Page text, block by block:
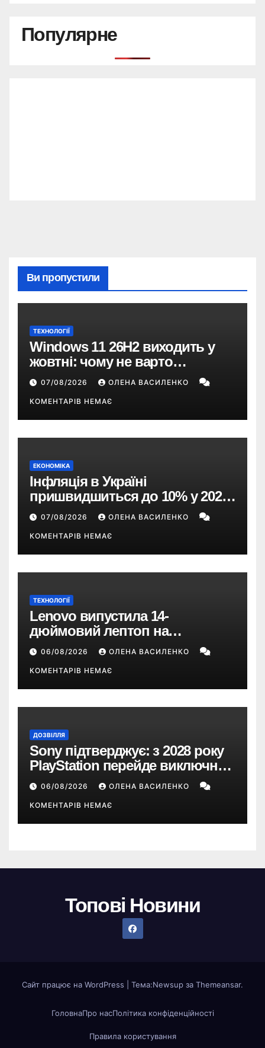
Популярне
Ви пропустили
ТЕХНОЛОГІЇ
Windows 11 26H2 виходить у
жовтні: чому не варто
пропускати це оновлення
07/08/2026 ОЛЕНА ВАСИЛЕНКО
КОМЕНТАРІВ НЕМАЄ
ЕКОНОМІКА
Інфляція в Україні
пришвидшиться до 10% у 2026
році — прогноз НБУ
07/08/2026 ОЛЕНА ВАСИЛЕНКО
КОМЕНТАРІВ НЕМАЄ
ТЕХНОЛОГІЇ
Lenovo випустила 14-
дюймовий лептоп на
Snapdragon X2 з автономністю
понад 33 години
06/08/2026 ОЛЕНА ВАСИЛЕНКО
КОМЕНТАРІВ НЕМАЄ
ДОЗВІЛЛЯ
Sony підтверджує: з 2028 року
PlayStation перейде виключно
на цифрові ігри
06/08/2026 ОЛЕНА ВАСИЛЕНКО
КОМЕНТАРІВ НЕМАЄ
Топові Новини
Сайт працює на WordPress Тема:Newsup за Themeansar.
ГоловнаПро насПолітика конфіденційності
Правила користування